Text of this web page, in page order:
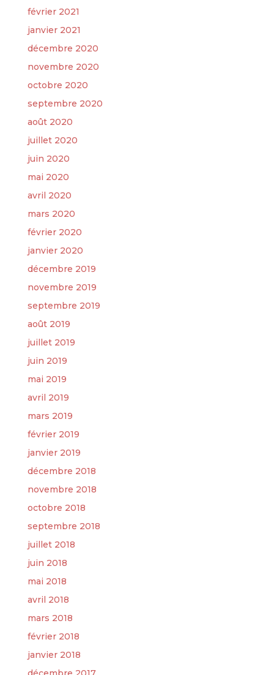
février 2021
janvier 2021
décembre 2020
novembre 2020
octobre 2020
septembre 2020
août 2020
juillet 2020
juin 2020
mai 2020
avril 2020
mars 2020
février 2020
janvier 2020
décembre 2019
novembre 2019
septembre 2019
août 2019
juillet 2019
juin 2019
mai 2019
avril 2019
mars 2019
février 2019
janvier 2019
décembre 2018
novembre 2018
octobre 2018
septembre 2018
juillet 2018
juin 2018
mai 2018
avril 2018
mars 2018
février 2018
janvier 2018